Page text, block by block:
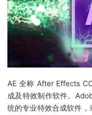
AE 全称 After Effects
成及特效制作软件。
统的专业特效合成软件